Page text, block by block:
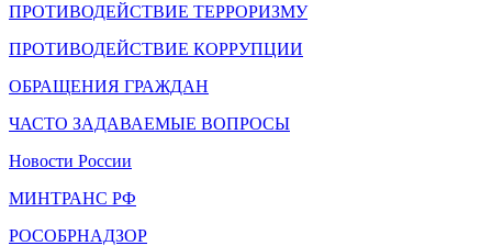
ПРОТИВОДЕЙСТВИЕ ТЕРРОРИЗМУ
ПРОТИВОДЕЙСТВИЕ КОРРУПЦИИ
ОБРАЩЕНИЯ ГРАЖДАН
ЧАСТО ЗАДАВАЕМЫЕ ВОПРОСЫ
Новости России
МИНТРАНС РФ
РОСОБРНАДЗОР